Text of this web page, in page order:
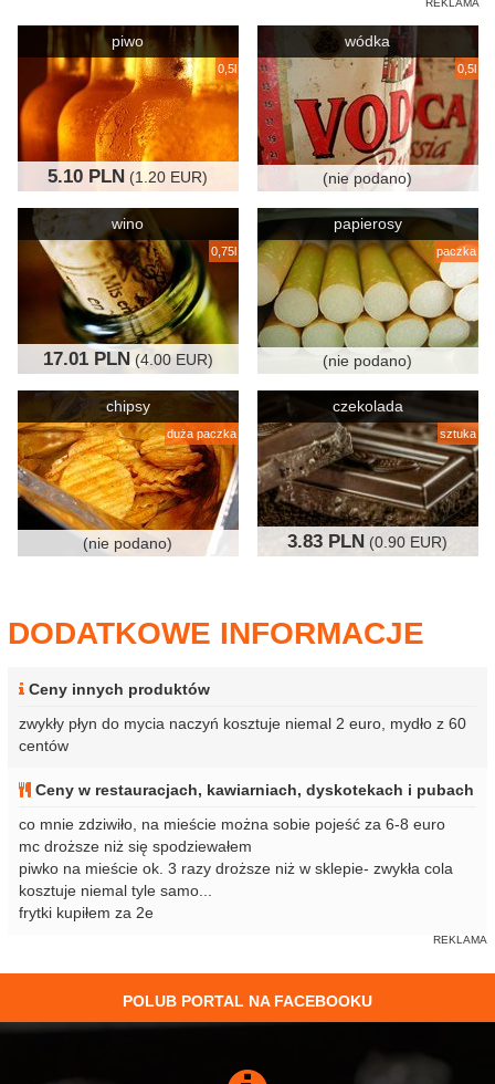
piwo
0,5l
5.10 PLN (1.20 EUR)
wódka
0,5l
(nie podano)
wino
0,75l
17.01 PLN (4.00 EUR)
papierosy
paczka
(nie podano)
chipsy
duża paczka
(nie podano)
czekolada
sztuka
3.83 PLN (0.90 EUR)
DODATKOWE INFORMACJE
Ceny innych produktów
zwykły płyn do mycia naczyń kosztuje niemal 2 euro, mydło z 60
centów
Ceny w restauracjach, kawiarniach, dyskotekach i pubach
co mnie zdziwiło, na mieście można sobie pojeść za 6-8 euro
mc droższe niż się spodziewałem
piwko na mieście ok. 3 razy droższe niż w sklepie- zwykła cola
kosztuje niemal tyle samo...
frytki kupiłem za 2e
POLUB PORTAL NA FACEBOOKU